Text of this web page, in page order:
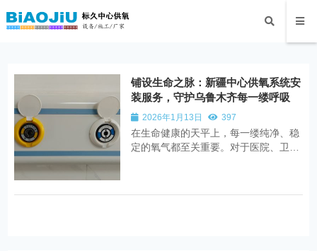
铺设生命之脉：新疆中心供氧系统安
装服务，守护乌鲁木齐每一缕呼吸
2026年1月13日 397
在生命健康的天平上，每一缕纯净、稳
定的氧气都至关重要。对于医院、卫生